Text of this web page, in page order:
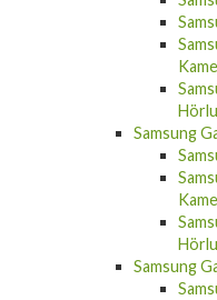
Samsung
Samsung